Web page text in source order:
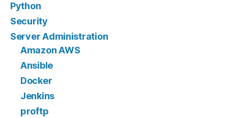
Python
Security
Server Administration
Amazon AWS
Ansible
Docker
Jenkins
proftp